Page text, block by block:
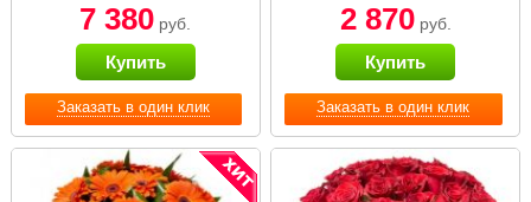
Заказать в один клик
7 380 руб.
Купить
Заказать в один клик
2 870руб.
Купить